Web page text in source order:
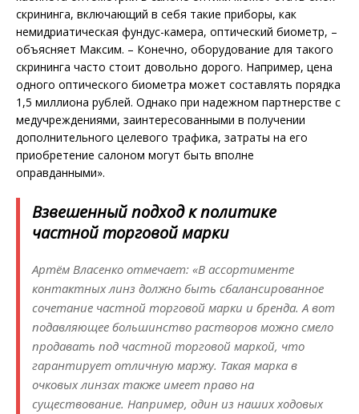
скрининга, включающий в себя такие приборы, как
немидриатическая фундус-камера, оптический биометр, –
объясняет Максим. – Конечно, оборудование для такого
скрининга часто стоит довольно дорого. Например, цена
одного оптического биометра может составлять порядка
1,5 миллио­на рублей. Однако при надежном партнерстве с
медучреждениями, заинтересованными в получении
дополнительного целевого трафика, затраты на его
приобретение салоном могут быть вполне
оправданными».
Взвешенный подход к политике
частной торговой марки
Артём Власенко отмечает: «В ассортименте
контактных линз должно быть сбалансированное
сочетание частной торговой марки и бренда. А вот
подавляющее большинство растворов можно смело
продавать под частной торговой маркой, что
гарантирует отличную маржу. Такая марка в
очковых линзах также имеет право на
существование. Например, один из наших ходовых